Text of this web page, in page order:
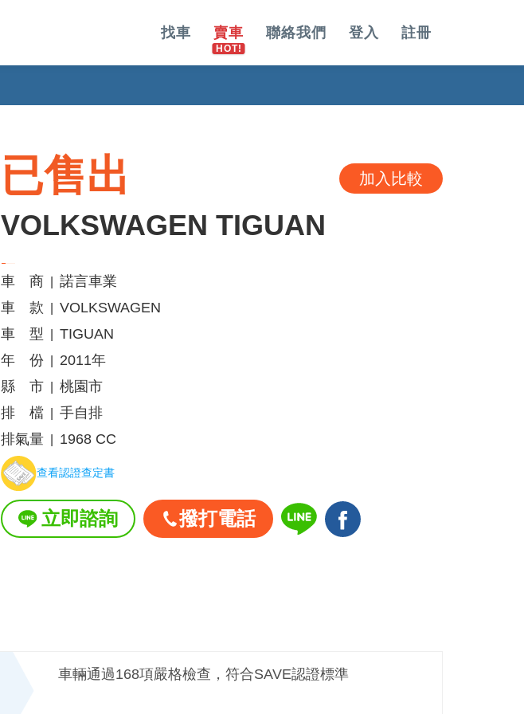
找車 賣車 聯絡我們 登入 註冊
已售出 加入比較
VOLKSWAGEN TIGUAN
車 商
諾言車業
車 款
VOLKSWAGEN
車 型
TIGUAN
年 份
2011年
縣 市
桃園市
排 檔
手自排
排氣量
1968 CC
查看認證查定書
立即諮詢 撥打電話
車輛通過168項嚴格檢查，符合SAVE認證標準